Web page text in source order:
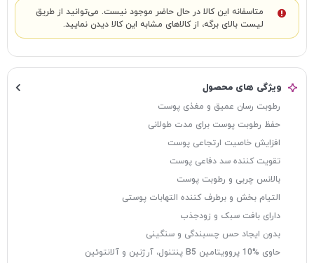
متاسفانه این کالا در حال حاضر موجود نیست. می‌توانید از طریق
لیست بالای برگه، از کالاهای مشابه این کالا دیدن نمایید.
ویژگی های محصول
رطوبت رسان عمیق و مغذی پوست
حفظ رطوبت پوست برای مدت طولانی
افزایش خاصیت ارتجاعی پوست
تقویت کننده سد دفاعی پوست
بالانس چربی و رطوبت پوست
التیام بخش و برطرف کننده التهابات پوستی
دارای بافت سبک و زودجذب
بدون ایجاد حس چسبندگی و سنگینی
حاوی %10 پروویتامین B5 پنتنول، آرژنین و آلانتوئین